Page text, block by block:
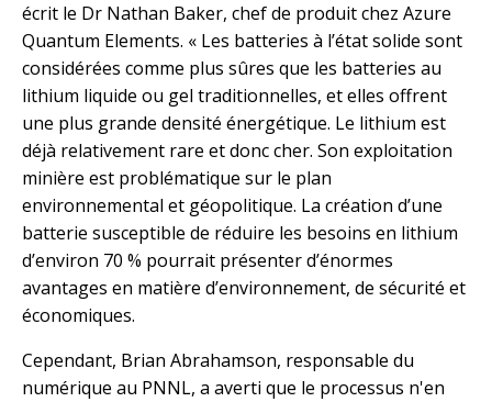
écrit le Dr Nathan Baker, chef de produit chez Azure
Quantum Elements. « Les batteries à l’état solide sont
considérées comme plus sûres que les batteries au
lithium liquide ou gel traditionnelles, et elles offrent
une plus grande densité énergétique. Le lithium est
déjà relativement rare et donc cher. Son exploitation
minière est problématique sur le plan
environnemental et géopolitique. La création d’une
batterie susceptible de réduire les besoins en lithium
d’environ 70 % pourrait présenter d’énormes
avantages en matière d’environnement, de sécurité et
économiques.
Cependant, Brian Abrahamson, responsable du
numérique au PNNL, a averti que le processus n'en